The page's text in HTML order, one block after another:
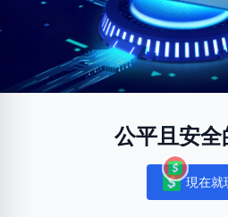
公平且安全
現在就